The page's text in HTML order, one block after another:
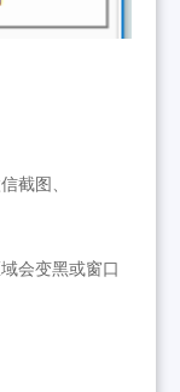
截图、
会变黑或窗口